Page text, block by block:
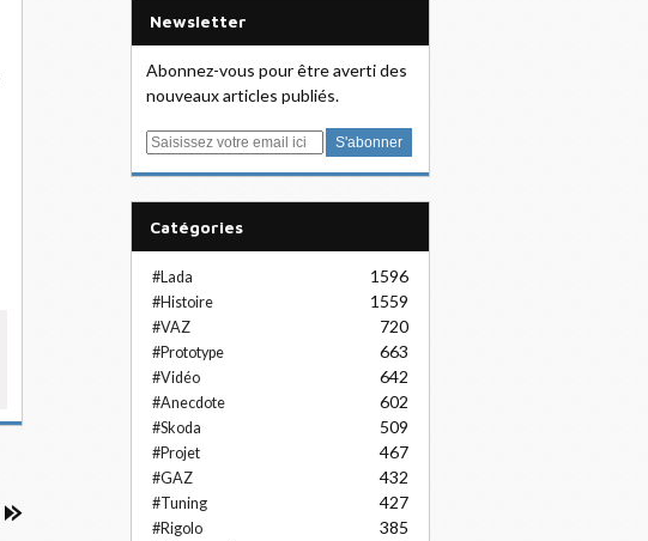
Newsletter
Abonnez-vous pour être averti des
nouveaux articles publiés.
E
Catégories
#Lada 1596
#Histoire 1559
#VAZ 720
#Prototype 663
#Vidéo 642
#Anecdote 602
#Skoda 509
#Projet 467
#GAZ 432
#Tuning 427
#Rigolo 385